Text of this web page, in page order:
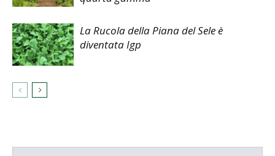
La Rucola della Piana del Sele è
diventata Igp